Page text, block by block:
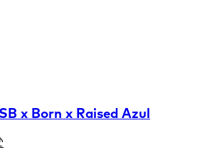
x Born x Raised Azul